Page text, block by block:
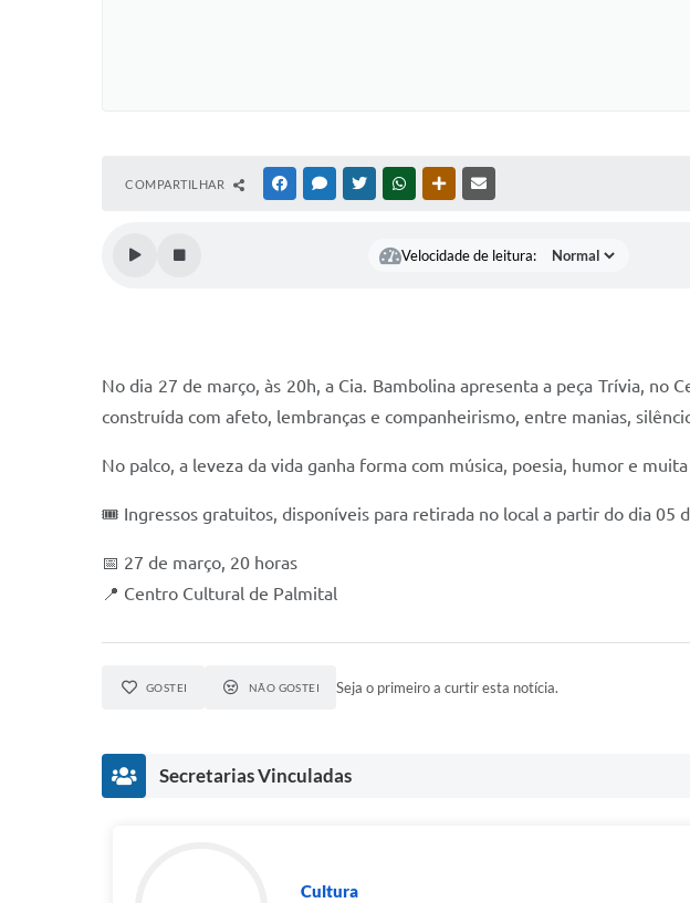
COMPARTILHAR FACEBOOKMESSENGER
TWITTERWHATSAPPOUTRAS MÍDIAS
Velocidade de leitura:
No dia 27 de março, às 20h, a Cia. Bambolina apresenta a peça Trívia,
construída com afeto, lembranças e companheirismo, entre manias,
No palco, a leveza da vida ganha forma com música, poesia, humor e
🎟️ Ingressos gratuitos, disponíveis para retirada no local a partir do dia 05
📅 27 de março, 20 horas
📍 Centro Cultural de Palmital
GOSTEI NÃO GOSTEI Seja o primeiro a curtir esta notícia.
Secretarias Vinculadas
Cultura